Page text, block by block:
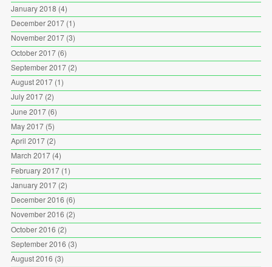
January 2018 (4)
December 2017(1)
November 2017(3)
October 2017(6)
September 2017(2)
August 2017(1)
July 2017(2)
June 2017(6)
May 2017(5)
April 2017(2)
March 2017(4)
February 2017(1)
January 2017(2)
December 2016 (6)
November 2016 (2)
October 2016 (2)
September 2016 (3)
August 2016 (3)